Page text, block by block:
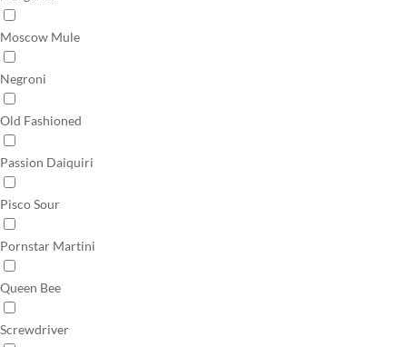
Moscow Mule
Negroni
Old Fashioned
Passion Daiquiri
Pisco Sour
Pornstar Martini
Queen Bee
Screwdriver